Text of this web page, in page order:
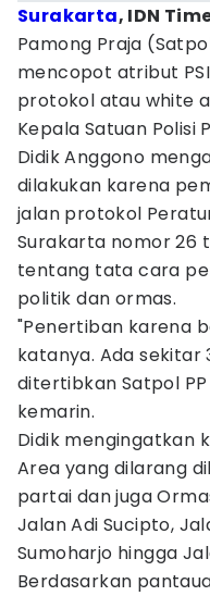
Surakarta, IDN
Pamong Praja
mencopot atribut
protokol atau white
Kepala Satuan Polisi
Didik Anggono
dilakukan karena
jalan protokol
Surakarta nomor 26
tentang tata cara
politik dan ormas.
"Penertiban karena
katanya. Ada sekitar
ditertibkan Satpol
kemarin.
Didik mengingatkan
Area yang dilarang
partai dan juga
Jalan Adi Sucipto,
Sumoharjo hingga
Berdasarkan